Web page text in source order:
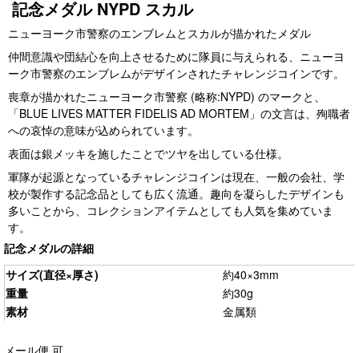
記念メダル NYPD スカル
ニューヨーク市警察のエンブレムとスカルが描かれたメダル
仲間意識や団結心を向上させるために隊員に与えられる、ニューヨ
ーク市警察のエンブレムがデザインされたチャレンジコインです。
喪章が描かれたニューヨーク市警察 (略称:NYPD) のマークと、
「BLUE LIVES MATTER FIDELIS AD MORTEM」の文言は、殉職者
への哀悼の意味が込められています。
表面は銀メッキを施したことでツヤを出している仕様。
軍隊が起源となっているチャレンジコインは現在、一般の会社、学
校が製作する記念品としても広く流通。趣向を凝らしたデザインも
多いことから、コレクションアイテムとしても人気を集めていま
す。
記念メダルの詳細
サイズ(直径×厚さ)
約40×3mm
重量
約30g
素材
金属類